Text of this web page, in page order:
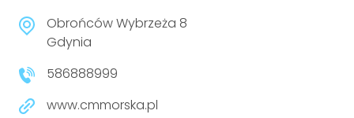
Obrońców Wybrzeża 8
Gdynia
586888999
www.cmmorska.pl